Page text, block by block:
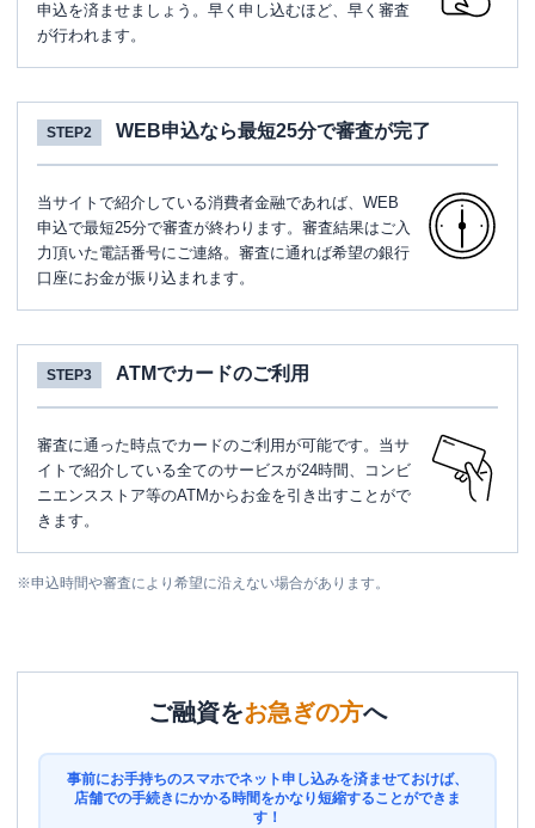
申込を済ませましょう。早く申し込むほど、早く審査
が行われます。
STEP2 WEB申込なら最短25分で審査が完了
当サイトで紹介している消費者金融であれば、WEB
申込で最短25分で審査が終わります。審査結果はご入
力頂いた電話番号にご連絡。審査に通れば希望の銀行
口座にお金が振り込まれます。
STEP3 ATMでカードのご利用
審査に通った時点でカードのご利用が可能です。当サ
イトで紹介している全てのサービスが24時間、コンビ
ニエンスストア等のATMからお金を引き出すことがで
きます。
※申込時間や審査により希望に沿えない場合があります。
ご融資をお急ぎの方へ
事前にお手持ちのスマホでネット申し込みを済ませておけば、
店舗での手続きにかかる時間をかなり短縮することができま
す！